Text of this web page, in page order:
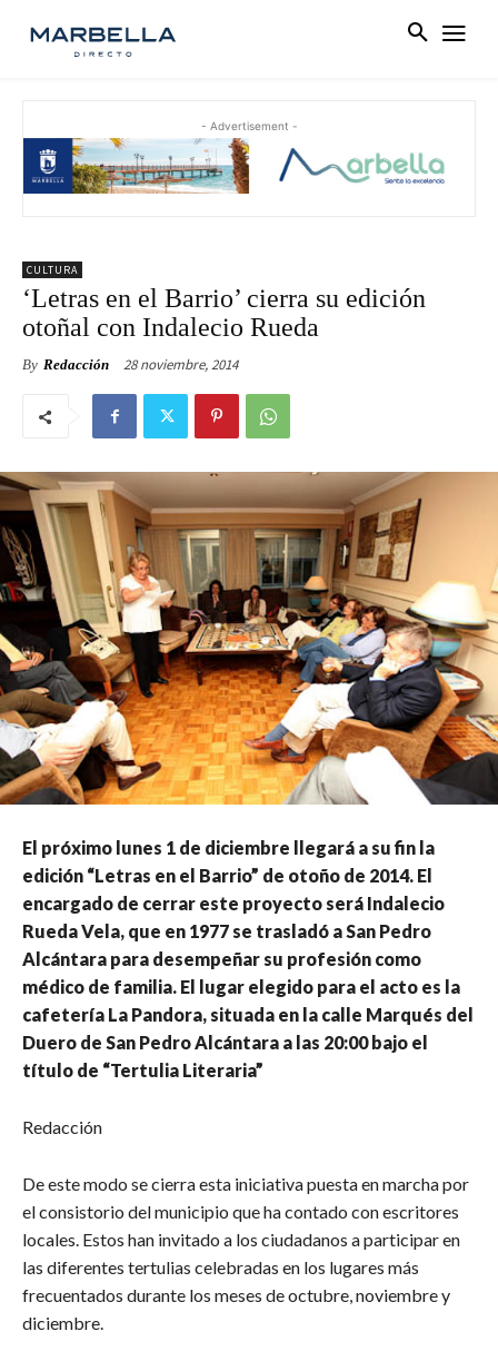
- Advertisement -
CULTURA
‘Letras en el Barrio’ cierra su edición
otoñal con Indalecio Rueda
By Redacción 28 noviembre, 2014
El próximo lunes 1 de diciembre llegará a su fin la
edición “Letras en el Barrio” de otoño de 2014. El
encargado de cerrar este proyecto será Indalecio
Rueda Vela, que en 1977 se trasladó a San Pedro
Alcántara para desempeñar su profesión como
médico de familia. El lugar elegido para el acto es la
cafetería La Pandora, situada en la calle Marqués del
Duero de San Pedro Alcántara a las 20:00 bajo el
título de “Tertulia Literaria”
Redacción
De este modo se cierra esta iniciativa puesta en marcha por
el consistorio del municipio que ha contado con escritores
locales. Estos han invitado a los ciudadanos a participar en
las diferentes tertulias celebradas en los lugares más
frecuentados durante los meses de octubre, noviembre y
diciembre.